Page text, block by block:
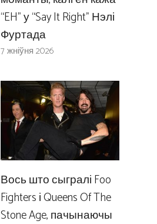
“EH” у “Say It Right” Нэлі
Фуртада
7 жніўня 2026
Вось што сыгралі Foo
Fighters і Queens Of The
Stone Age, пачынаючы